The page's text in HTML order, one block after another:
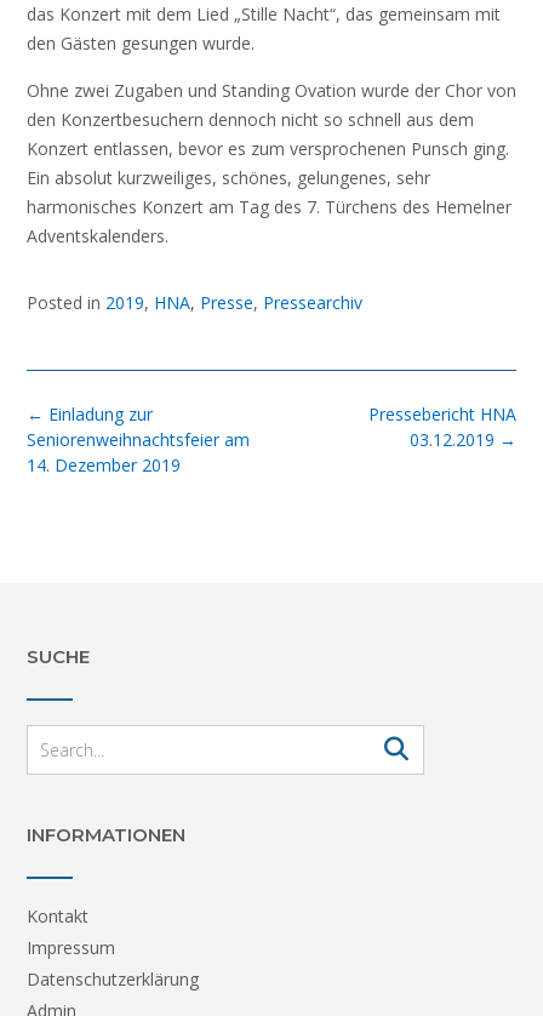
das Konzert mit dem Lied „Stille Nacht“, das gemeinsam mit
den Gästen gesungen wurde.
Ohne zwei Zugaben und Standing Ovation wurde der Chor von
den Konzertbesuchern dennoch nicht so schnell aus dem
Konzert entlassen, bevor es zum versprochenen Punsch ging.
Ein absolut kurzweiliges, schönes, gelungenes, sehr
harmonisches Konzert am Tag des 7. Türchens des Hemelner
Adventskalenders.
Posted in 2019, HNA, Presse, Pressearchiv
Post
navigation
Pressebericht HNA
03.12.2019 →
← Einladung zur
Seniorenweihnachtsfeier am
14. Dezember 2019
SUCHE
INFORMATIONEN
Kontakt
Impressum
Datenschutzerklärung
Admin